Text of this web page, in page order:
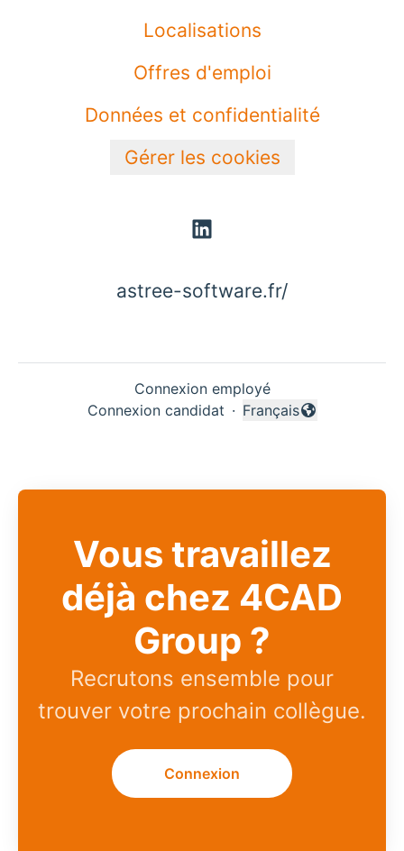
Localisations
Offres d'emploi
Données et confidentialité
Gérer les cookies
astree-software.fr/
Connexion employé
Connexion candidat ·
Changer la langue
Français
Vous travaillez
déjà chez 4CAD
Group ?
Recrutons ensemble pour
trouver votre prochain collègue.
Connexion